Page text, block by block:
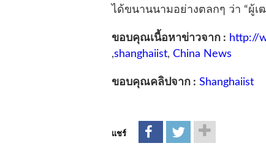
ได้ขนานนามอย่างตลกๆ ว่า “ผู้เ
ขอบคุณเนื้อหาข่าวจาก : http://
,shanghaiist, China News
ขอบคุณคลิปจาก : Shanghaiist
แชร์